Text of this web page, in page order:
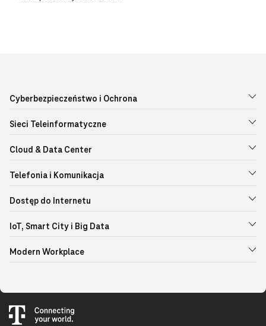
Cyberbezpieczeństwo i Ochrona
Sieci Teleinformatyczne
Cloud & Data Center
Telefonia i Komunikacja
Dostęp do Internetu
IoT, Smart City i Big Data
Modern Workplace